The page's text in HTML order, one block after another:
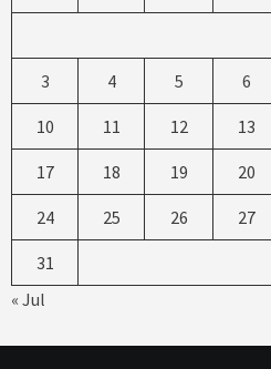
3 4 5 6
10 11 12 13
17 18 19 20
24 25 26 27
31
« Jul